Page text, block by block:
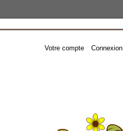
Votre compte Connexion